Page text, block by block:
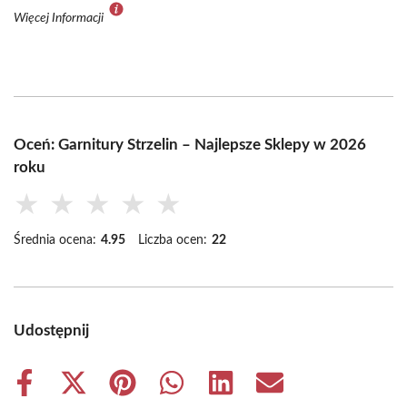
Więcej Informacji
Oceń: Garnitury Strzelin – Najlepsze Sklepy w 2026
roku
★ ★ ★ ★ ★
Średnia ocena: 4.95 Liczba ocen: 22
Udostępnij
Share
Share
Share
Share
Share
Share